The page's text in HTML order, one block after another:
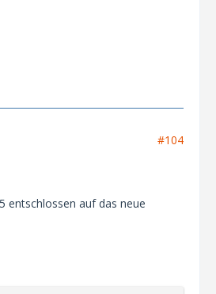
#104
entschlossen auf das neue